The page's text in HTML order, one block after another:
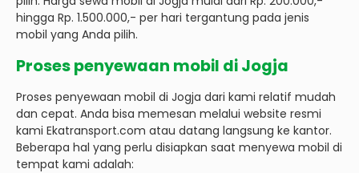
hingga Rp. 1.500.000,- per hari tergantung pada jenis
mobil yang Anda pilih.
Proses penyewaan mobil di Jogja
Proses penyewaan mobil di Jogja dari kami relatif mudah
dan cepat. Anda bisa memesan melalui website resmi
kami Ekatransport.com atau datang langsung ke kantor.
Beberapa hal yang perlu disiapkan saat menyewa mobil di
tempat kami adalah: